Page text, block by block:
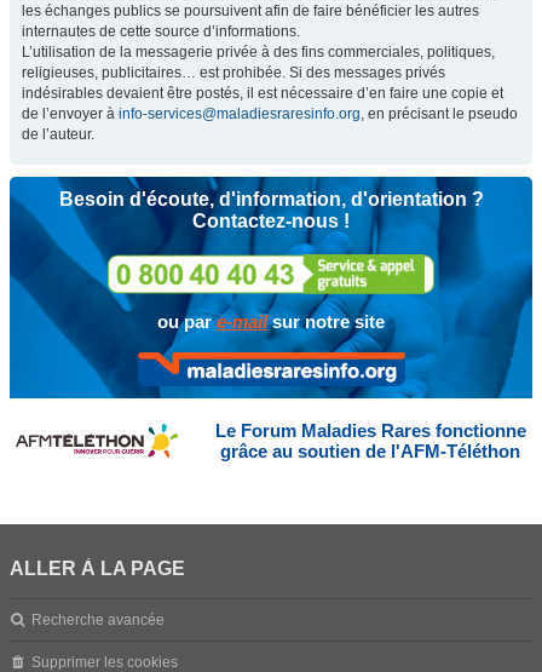
les échanges publics se poursuivent afin de faire bénéficier les autres
internautes de cette source d’informations.
L’utilisation de la messagerie privée à des fins commerciales, politiques,
religieuses, publicitaires… est prohibée. Si des messages privés
indésirables devaient être postés, il est nécessaire d’en faire une copie et
de l’envoyer à info-services@maladiesraresinfo.org, en précisant le pseudo
de l’auteur.
Besoin d'écoute, d'information, d'orientation ?
Contactez-nous !
ou pare-mailsur notre site
Le Forum Maladies Rares fonctionne
grâce au soutien de l'AFM-Téléthon
ALLER À LA PAGE
Recherche avancée
Supprimer les cookies